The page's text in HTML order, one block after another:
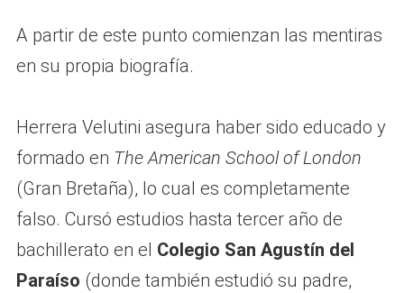
A partir de este punto comienzan las mentiras
en su propia biografía.
Herrera Velutini asegura haber sido educado y
formado en The American School of London
(Gran Bretaña), lo cual es completamente
falso. Cursó estudios hasta tercer año de
bachillerato en el Colegio San Agustín del
Paraíso (donde también estudió su padre,